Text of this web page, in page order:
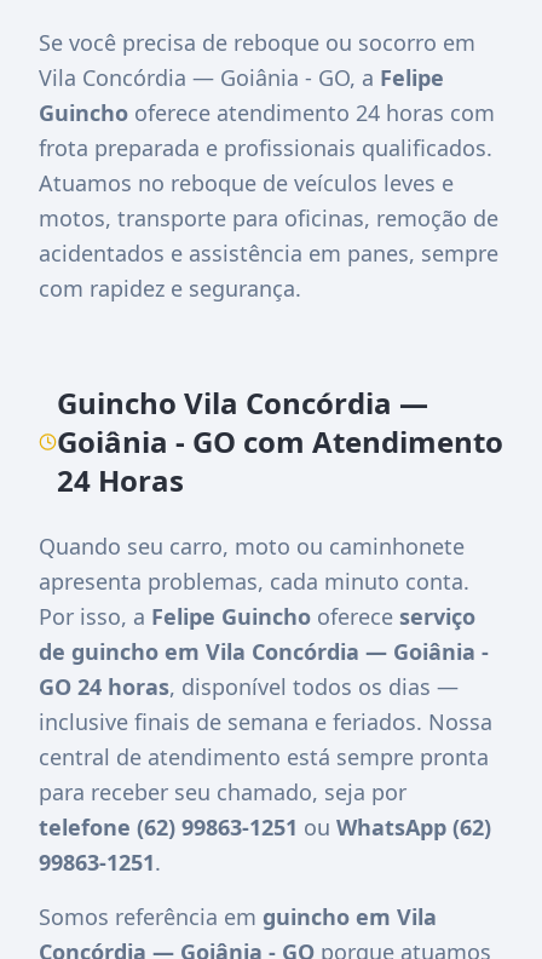
Se você precisa de reboque ou socorro em
Vila Concórdia — Goiânia - GO, a Felipe
Guincho oferece atendimento 24 horas com
frota preparada e profissionais qualificados.
Atuamos no reboque de veículos leves e
motos, transporte para oficinas, remoção de
acidentados e assistência em panes, sempre
com rapidez e segurança.
Guincho Vila Concórdia —
Goiânia - GO com Atendimento
24 Horas
Quando seu carro, moto ou caminhonete
apresenta problemas, cada minuto conta.
Por isso, a Felipe Guincho oferece serviço
de guincho em Vila Concórdia — Goiânia -
GO 24 horas, disponível todos os dias —
inclusive finais de semana e feriados. Nossa
central de atendimento está sempre pronta
para receber seu chamado, seja por
telefone (62) 99863-1251 ou WhatsApp (62)
99863-1251.
Somos referência em guincho em Vila
Concórdia — Goiânia - GO porque atuamos